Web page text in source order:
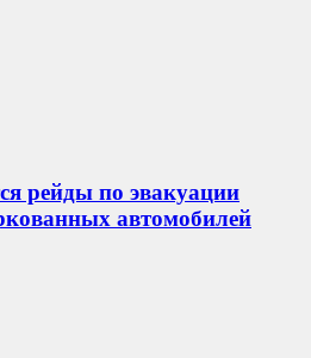
рейды по эвакуации
автомобилей